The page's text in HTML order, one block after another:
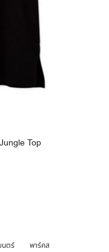
Top
นตร์ พาร์คส